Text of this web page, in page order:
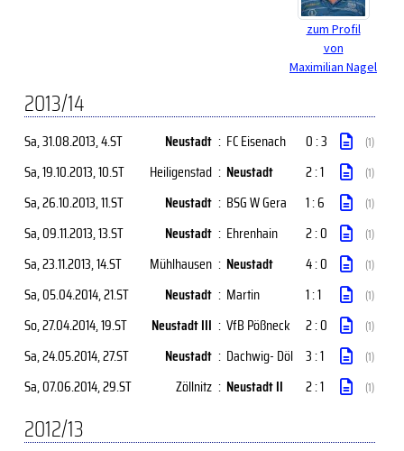
zum Profil
von
Maximilian Nagel
2013/14
Sa, 31.08.2013, 4.ST Neustadt : FC Eisenach 0 : 3 (1)
Sa, 19.10.2013, 10.ST Heiligenstad : Neustadt 2 : 1 (1)
Sa, 26.10.2013, 11.ST Neustadt : BSG W Gera 1 : 6 (1)
Sa, 09.11.2013, 13.ST Neustadt : Ehrenhain 2 : 0 (1)
Sa, 23.11.2013, 14.ST Mühlhausen : Neustadt 4 : 0 (1)
Sa, 05.04.2014, 21.ST Neustadt : Martin 1 : 1 (1)
So, 27.04.2014, 19.ST Neustadt III : VfB Pößneck 2 : 0 (1)
Sa, 24.05.2014, 27.ST Neustadt : Dachwig- Döl 3 : 1 (1)
Sa, 07.06.2014, 29.ST Zöllnitz : Neustadt II 2 : 1 (1)
2012/13